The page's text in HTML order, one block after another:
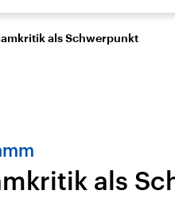
Wissen Kultur
Nahostkonflikt
als Schwerpunkt
als